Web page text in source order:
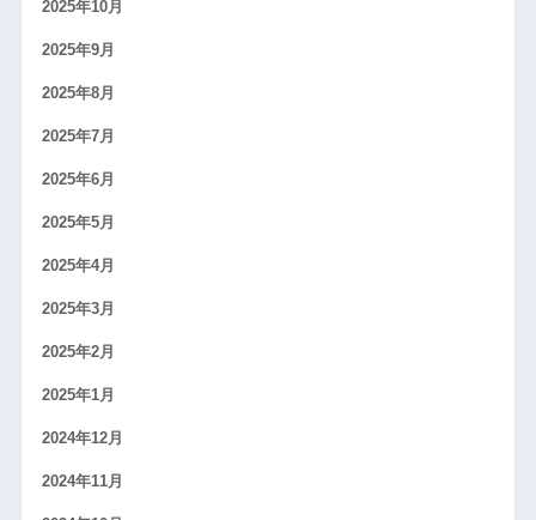
2025年10月
2025年9月
2025年8月
2025年7月
2025年6月
2025年5月
2025年4月
2025年3月
2025年2月
2025年1月
2024年12月
2024年11月